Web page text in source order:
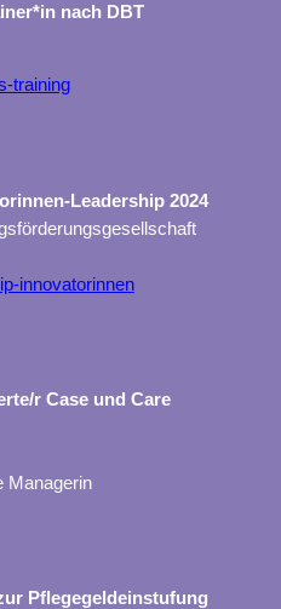
nach DBT
training
Leadership 2024
innovatorinnen
r Case und Care
Managerin
Pflegegeldeinstufung